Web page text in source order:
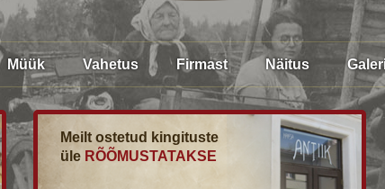
Müük Vahetus Firmast Näitus
Meilt ostetud kingituste
üle RÕÕMUSTATAKSE